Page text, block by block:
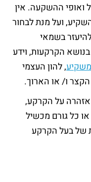
ואופי ההשקעה. אין
ועל מנת לבחור
בשמאי
הקרקעות, וידע
, להון העצמי
ו/ או הארוך.
אזהרה על הקרקע,
כל גורם מכשיל
של בעל הקרקע